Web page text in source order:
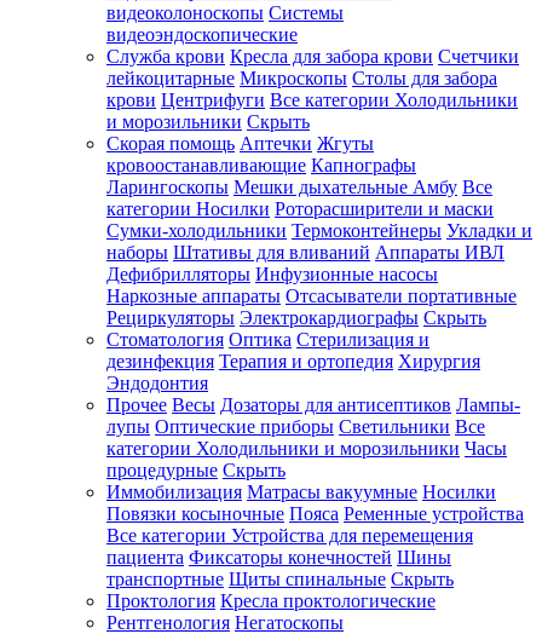
видеоколоноскопы Системы
видеоэндоскопические
Служба крови Кресла для забора крови Счетчики
лейкоцитарные Микроскопы Столы для забора
крови Центрифуги Все категории Холодильники
и морозильники Скрыть
Скорая помощь Аптечки Жгуты
кровоостанавливающие Капнографы
Ларингоскопы Мешки дыхательные Амбу Все
категории Носилки Роторасширители и маски
Сумки-холодильники Термоконтейнеры Укладки и
наборы Штативы для вливаний Аппараты ИВЛ
Дефибрилляторы Инфузионные насосы
Наркозные аппараты Отсасыватели портативные
Рециркуляторы Электрокардиографы Скрыть
Стоматология Оптика Стерилизация и
дезинфекция Терапия и ортопедия Хирургия
Эндодонтия
Прочее Весы Дозаторы для антисептиков Лампы-
лупы Оптические приборы Светильники Все
категории Холодильники и морозильники Часы
процедурные Скрыть
Иммобилизация Матрасы вакуумные Носилки
Повязки косыночные Пояса Ременные устройства
Все категории Устройства для перемещения
пациента Фиксаторы конечностей Шины
транспортные Щиты спинальные Скрыть
Проктология Кресла проктологические
Рентгенология Негатоскопы